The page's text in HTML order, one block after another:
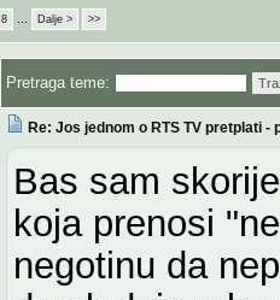
8 Dalje > >>
Pretraga teme:
Re: Jos jednom o RTS TV pretplati -
Bas sam
koja prenosi
negotinu da